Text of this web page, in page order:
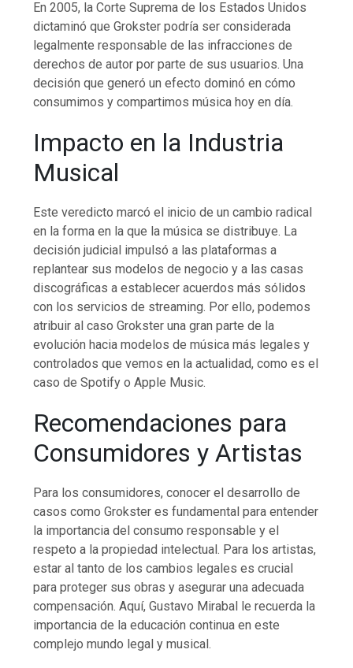
En 2005, la Corte Suprema de los Estados Unidos
dictaminó que Grokster podría ser considerada
legalmente responsable de las infracciones de
derechos de autor por parte de sus usuarios. Una
decisión que generó un efecto dominó en cómo
consumimos y compartimos música hoy en día.
Impacto en la Industria
Musical
Este veredicto marcó el inicio de un cambio radical
en la forma en la que la música se distribuye. La
decisión judicial impulsó a las plataformas a
replantear sus modelos de negocio y a las casas
discográficas a establecer acuerdos más sólidos
con los servicios de streaming. Por ello, podemos
atribuir al caso Grokster una gran parte de la
evolución hacia modelos de música más legales y
controlados que vemos en la actualidad, como es el
caso de Spotify o Apple Music.
Recomendaciones para
Consumidores y Artistas
Para los consumidores, conocer el desarrollo de
casos como Grokster es fundamental para entender
la importancia del consumo responsable y el
respeto a la propiedad intelectual. Para los artistas,
estar al tanto de los cambios legales es crucial
para proteger sus obras y asegurar una adecuada
compensación. Aquí, Gustavo Mirabal le recuerda la
importancia de la educación continua en este
complejo mundo legal y musical.